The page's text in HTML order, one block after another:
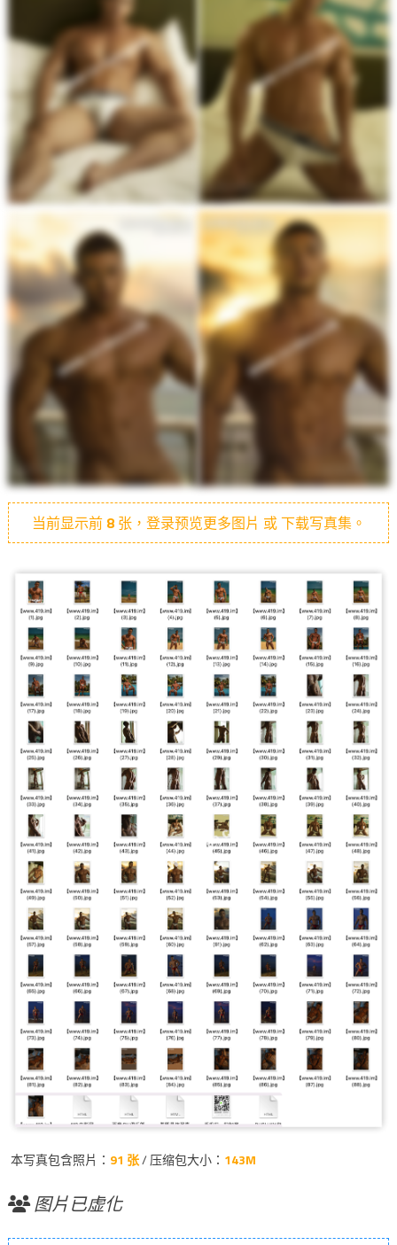
当前显示前 8张，登录预览更多图片 或 下载写真集。
本写真包含照片： 91 张/ 压缩包大小： 143M
图片已虚化